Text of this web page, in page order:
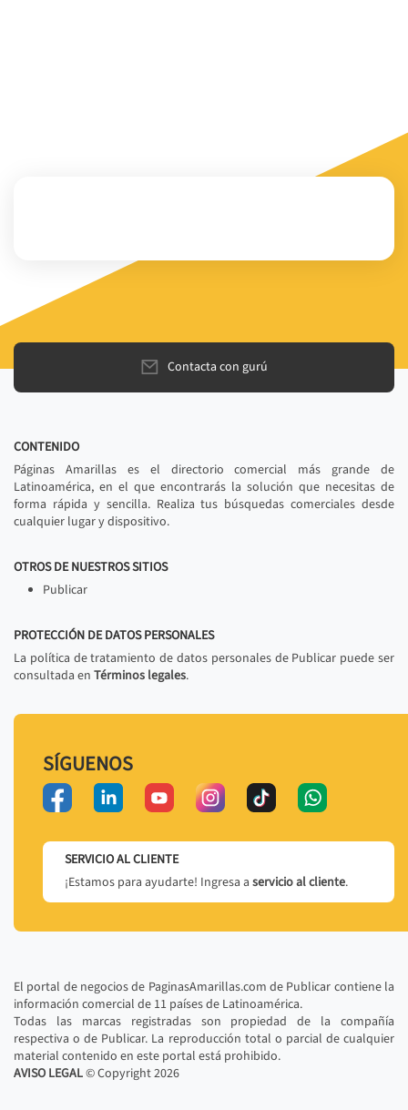
Contacta con gurú
CONTENIDO
Páginas Amarillas es el directorio comercial más grande de
Latinoamérica, en el que encontrarás la solución que necesitas de
forma rápida y sencilla. Realiza tus búsquedas comerciales desde
cualquier lugar y dispositivo.
OTROS DE NUESTROS SITIOS
Publicar
PROTECCIÓN DE DATOS PERSONALES
La política de tratamiento de datos personales de Publicar puede ser
consultada en Términos legales.
SÍGUENOS
SERVICIO AL CLIENTE
¡Estamos para ayudarte! Ingresa a servicio al cliente.
El portal de negocios de PaginasAmarillas.com de Publicar contiene la
información comercial de 11 países de Latinoamérica.
Todas las marcas registradas son propiedad de la compañía
respectiva o de Publicar. La reproducción total o parcial de cualquier
material contenido en este portal está prohibido.
AVISO LEGAL© Copyright2026